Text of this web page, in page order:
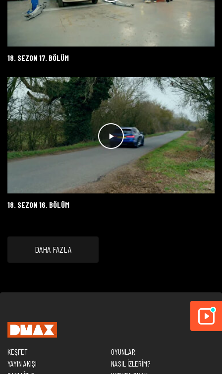
18. SEZON 17. BÖLÜM
18. SEZON 16. BÖLÜM
DAHA FAZLA
KEŞFET
YAYIN AKIŞI
OYUNLAR
NASIL İZLERİM?